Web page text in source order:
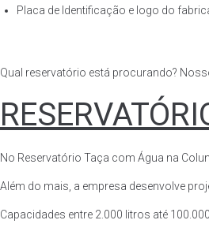
Placa de Identificação e logo do
Qual reservatório está procurando?
No Reservatório Taça com Água na
Além do mais, a empresa desenvolve
Capacidades entre 2.000 litros até